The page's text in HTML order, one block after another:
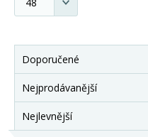
Doporučené
Nejprodávanější
Nejlevnější